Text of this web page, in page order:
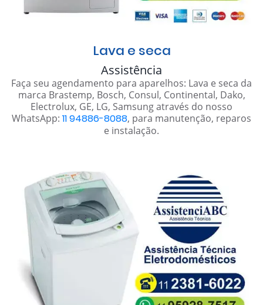
Lava e seca
Assistência
Faça seu agendamento para aparelhos: Lava e seca da
marca Brastemp, Bosch, Consul, Continental, Dako,
Electrolux, GE, LG, Samsung através do nosso
WhatsApp: 11 94886-8088, para manutenção, reparos
e instalação.